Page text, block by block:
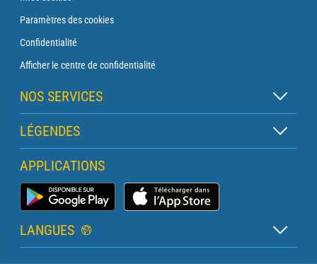
Paramètres des cookies
Confidentialité
Afficher le centre de confidentialité
NOS SERVICES
Abonnement Zen
Abonnement Balise
Abonnement Traversée
Abonnement Phare
LÉGENDES
Légende des cartes
Légende des pictogrammes
Glossaire
APPLICATIONS
Application Météo Marine
LANGUES